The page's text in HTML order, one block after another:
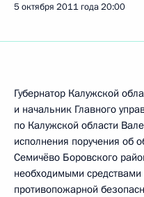
5 октября 2011 года20:00
Губернатор Калужской
и начальник Главного
по Калужской области
исполнения поручения об
Семичёво Боровского
необходимыми средствами
противопожарной